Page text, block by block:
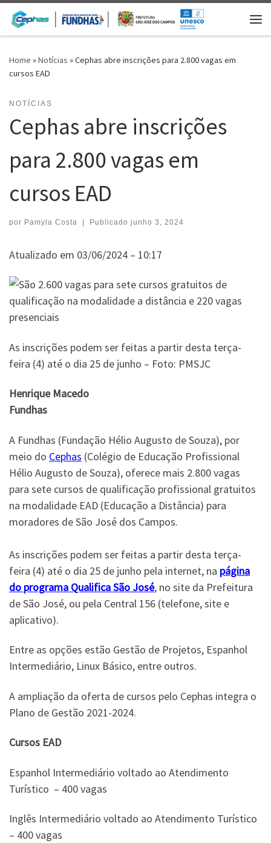
Skip to content
Home »Notícias »Cephas abre inscrições para 2.800 vagas em
cursos EAD
NOTÍCIAS
Cephas abre inscrições
para 2.800 vagas em
cursos EAD
por Pamyla Costa | Publicado junho 3, 2024
Atualizado em 03/06/2024 – 10:17
As inscrições podem ser feitas a partir desta terça-
feira (4) até o dia 25 de junho – Foto: PMSJC
Henrique Macedo
Fundhas
A Fundhas (Fundação Hélio Augusto de Souza), por
meio do Cephas (Colégio de Educação Profissional
Hélio Augusto de Souza), oferece mais 2.800 vagas
para sete cursos de qualificação profissional gratuitos
na modalidade EAD (Educação a Distância) para
moradores de São José dos Campos.
As inscrições podem ser feitas a partir desta terça-
feira (4) até o dia 25 de junho pela internet, na página
do programa Qualifica São José, no site da Prefeitura
de São José, ou pela Central 156 (telefone, site e
aplicativo).
Entre as opções estão Gestão de Projetos, Espanhol
Intermediário, Linux Básico, entre outros.
A ampliação da oferta de cursos pelo Cephas integra o
Plano de Gestão 2021-2024.
Cursos EAD
Espanhol Intermediário voltado ao Atendimento
Turístico – 400 vagas
Inglês Intermediário voltado ao Atendimento Turístico
– 400 vagas